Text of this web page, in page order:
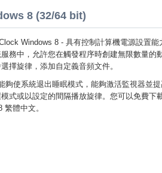
8 (32/64 bit)
Windows 8 - 具有控制計算機電源設置
務中，允許您在觸發程序時創建無限數量的
擇旋律，添加自定義音頻文件。
夠使系統退出睡眠模式，能夠激活監視器並
式或以設定的間隔播放旋律。您可以免費下
體中文。